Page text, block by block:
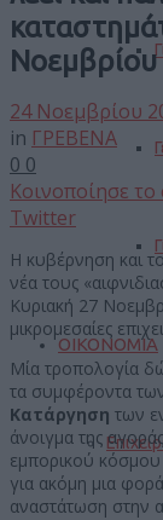
ΟΙΚΟΝΟΜΙΑ
24 Νοεμβρίου
in ΓΡΕΒΕΝΑ
0 0
Κοινοποίησε
Twitter
Η κυβέρνηση και
νέα τους
Κυριακή 27
μικρομεσαίες
Μία τροπολογία
τα συμφέροντα
Κατάργηση των
άνοιγμα της
εμπορικού κόσμου
για ακόμη μια
αναστάτωση στην